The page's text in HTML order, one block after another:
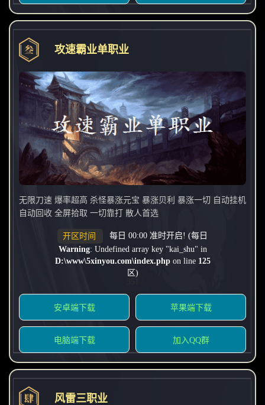
攻速霸业单职业
无限刀速 爆率超高 杀怪暴涨元宝 暴涨贝利 暴涨一切 自动挂机
自动回收 全屏拾取 一切靠打 散人首选
开区时间
每日 00:00 准时开启! (每日
Warning: Undefined array key "kai_shu" in
D:\www\5xinyou.com\index.phpon line 125
区)
安卓端下载 苹果端下载
电脑端下载 加入QQ群
风雷三职业